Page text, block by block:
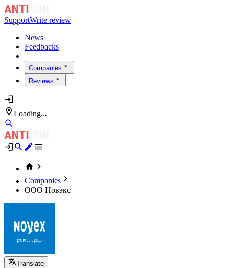
SupportWrite review
News
Feedbacks
Companies
Reviews
Loading...
Companies
ООО Новэкс
Translate